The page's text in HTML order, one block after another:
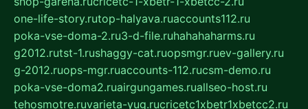
one-life-story.rutop-halyava.ruaccounts112.ru
poka-vse-doma-2.ru3-d-file.ruhahahaharms.ru
g2012.rutst-1.rushaggy-cat.ruopsmgr.ruev-gallery.ru
g-2012.ruops-mgr.ruaccounts-112.rucsm-demo.ru
poka-vse-doma2.ruairgungames.ruallseo-host.ru
tehosmotre.ruvarieta-yug.rucricetc1xbetr1xbetcc2.ru